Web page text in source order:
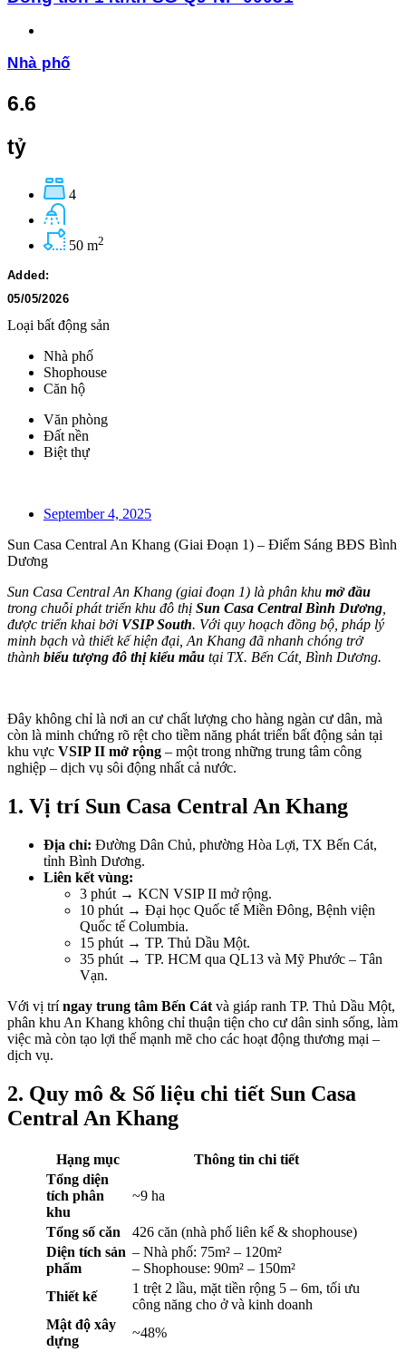
Nhà phố
6.6
tỷ
4
50 m2
Added:
05/05/2026
Loại bất động sản
Nhà phố
Shophouse
Căn hộ
Văn phòng
Đất nền
Biệt thự
September 4, 2025
Sun Casa Central An Khang (Giai Đoạn 1) – Điểm Sáng BĐS Bình
Dương
Sun Casa Central An Khang (giai đoạn 1) là phân khu mở đầu
trong chuỗi phát triển khu đô thị Sun Casa Central Bình Dương,
được triển khai bởi VSIP South. Với quy hoạch đồng bộ, pháp lý
minh bạch và thiết kế hiện đại, An Khang đã nhanh chóng trở
thành biểu tượng đô thị kiểu mẫu tại TX. Bến Cát, Bình Dương.
Đây không chỉ là nơi an cư chất lượng cho hàng ngàn cư dân, mà
còn là minh chứng rõ rệt cho tiềm năng phát triển bất động sản tại
khu vực VSIP II mở rộng – một trong những trung tâm công
nghiệp – dịch vụ sôi động nhất cả nước.
1. Vị trí Sun Casa Central An Khang
Địa chỉ: Đường Dân Chủ, phường Hòa Lợi, TX Bến Cát,
tỉnh Bình Dương.
Liên kết vùng:
3 phút → KCN VSIP II mở rộng.
10 phút → Đại học Quốc tế Miền Đông, Bệnh viện
Quốc tế Columbia.
15 phút → TP. Thủ Dầu Một.
35 phút → TP. HCM qua QL13 và Mỹ Phước – Tân
Vạn.
Với vị tríngay trung tâm Bến Cát và giáp ranh TP. Thủ Dầu Một,
phân khu An Khang không chỉ thuận tiện cho cư dân sinh sống, làm
việc mà còn tạo lợi thế mạnh mẽ cho các hoạt động thương mại –
dịch vụ.
2. Quy mô & Số liệu chi tiết Sun Casa
Central An Khang
Hạng mục
Thông tin chi tiết
Tổng diện
tích phân
khu
~9 ha
Tổng số căn
426 căn (nhà phố liên kế & shophouse)
Diện tích sản
phẩm
– Nhà phố: 75m² – 120m²
– Shophouse: 90m² – 150m²
Thiết kế
1 trệt 2 lầu, mặt tiền rộng 5 – 6m, tối ưu
công năng cho ở và kinh doanh
Mật độ xây
dựng
~48%